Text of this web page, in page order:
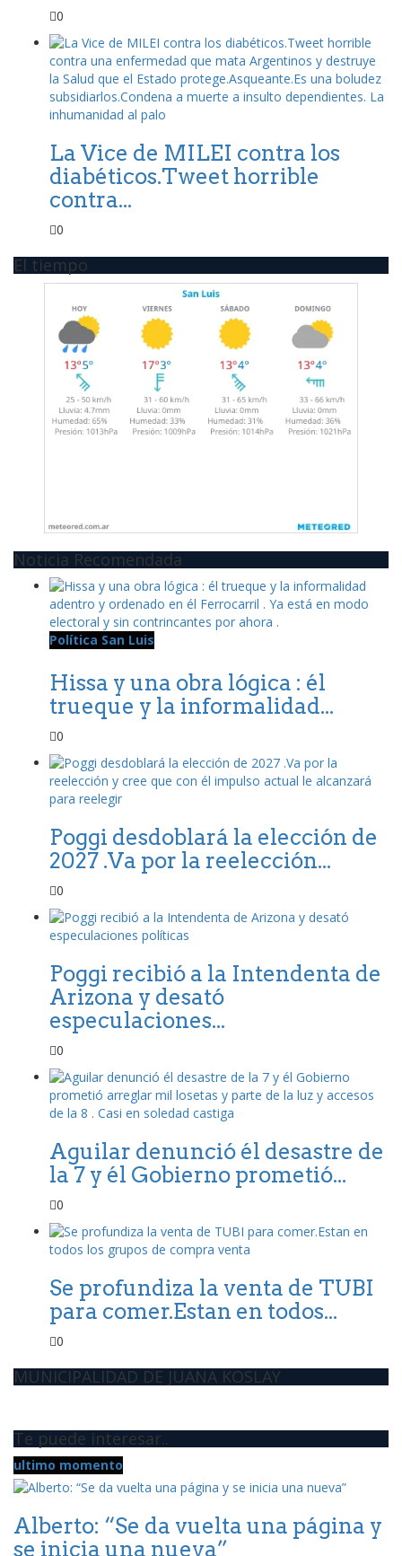
0
La Vice de MILEI contra los
diabéticos.Tweet horrible
contra...
0
El tiempo
Noticia Recomendada
Política San Luis
Hissa y una obra lógica : él
trueque y la informalidad...
0
Poggi desdoblará la elección de
2027 .Va por la reelección...
0
Poggi recibió a la Intendenta de
Arizona y desató
especulaciones...
0
Aguilar denunció él desastre de
la 7 y él Gobierno prometió...
0
Se profundiza la venta de TUBI
para comer.Estan en todos...
0
MUNICIPALIDAD DE JUANA KOSLAY
Te puede interesar..
ultimo momento
Alberto: “Se da vuelta una página y
se inicia una nueva”